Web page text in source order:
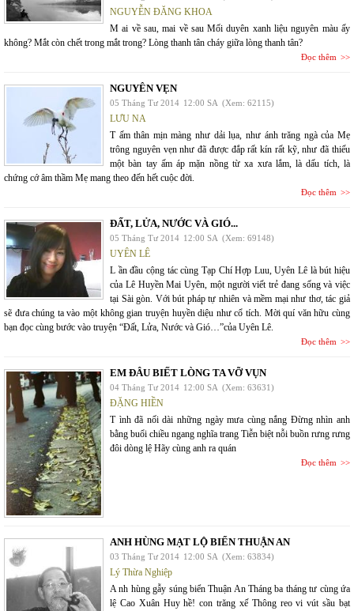
NGUYỄN ĐĂNG KHOA
M ai về sau, mai về sau Mối duyên xanh liệu nguyên màu ấy
không? Mắt còn chết trong mắt trong? Lòng thanh tân cháy giữa lòng thanh tân?
Đọc thêm
NGUYÊN VẸN
05 Tháng Tư 2014 12:00 SA (Xem: 62115)
LƯU NA
T ấm thân mịn màng như dải lụa, như ánh trăng ngà của Mẹ
trông nguyên vẹn như đã được đắp rất kín rất kỹ, như đã thiếu
một bàn tay ấm áp mặn nồng từ xa xưa lắm, là dấu tích, là
chứng cớ âm thầm Mẹ mang theo đến hết cuộc đời.
Đọc thêm
ĐẤT, LỬA, NƯỚC VÀ GIÓ...
05 Tháng Tư 2014 12:00 SA (Xem: 69148)
UYÊN LÊ
L ần đầu cộng tác cùng Tạp Chí Hợp Luu, Uyên Lê là bút hiệu
của Lê Huyền Mai Uyên, một người viết trẻ đang sống và việc
tại Sài gòn. Với bút pháp tự nhiên và mềm mại như thơ, tác giả
sẽ đưa chúng ta vào một không gian truyện huyền diệu như cổ tích. Mời quí văn hữu cùng
bạn đọc cùng bước vào truyện “Đất, Lửa, Nước và Gió…”của Uyên Lê.
Đọc thêm
EM ĐÂU BIẾT LÒNG TA VỠ VỤN
04 Tháng Tư 2014 12:00 SA (Xem: 63631)
ĐẶNG HIỀN
T ình đã nối dài những ngày mưa cùng nắng Đừng nhìn anh
bằng buổi chiều ngang nghĩa trang Tiễn biệt nỗi buồn rưng rưng
đôi dòng lệ Hãy cùng anh ra quán
Đọc thêm
ANH HÙNG MẠT LỘ BIỂN THUẬN AN
03 Tháng Tư 2014 12:00 SA (Xem: 63834)
Lý Thừa Nghiệp
A nh hùng gẫy súng biển Thuận An Tháng ba tháng tư cùng ứa
lệ Cao Xuân Huy hề! con trăng xế Thông reo vi vút sầu bạt